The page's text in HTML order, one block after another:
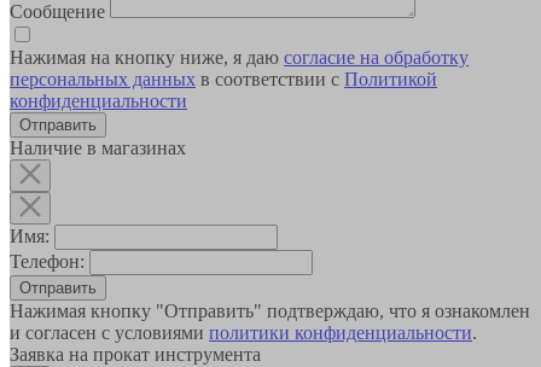
Сообщение
Нажимая на кнопку ниже, я даю согласие на обработку
персональных данных в соответствии с Политикой
конфиденциальности
Наличие в магазинах
Имя:
Телефон:
Отправить
Нажимая кнопку "Отправить" подтверждаю, что я ознакомлен
и согласен с условиями политики конфиденциальности.
Заявка на прокат инструмента